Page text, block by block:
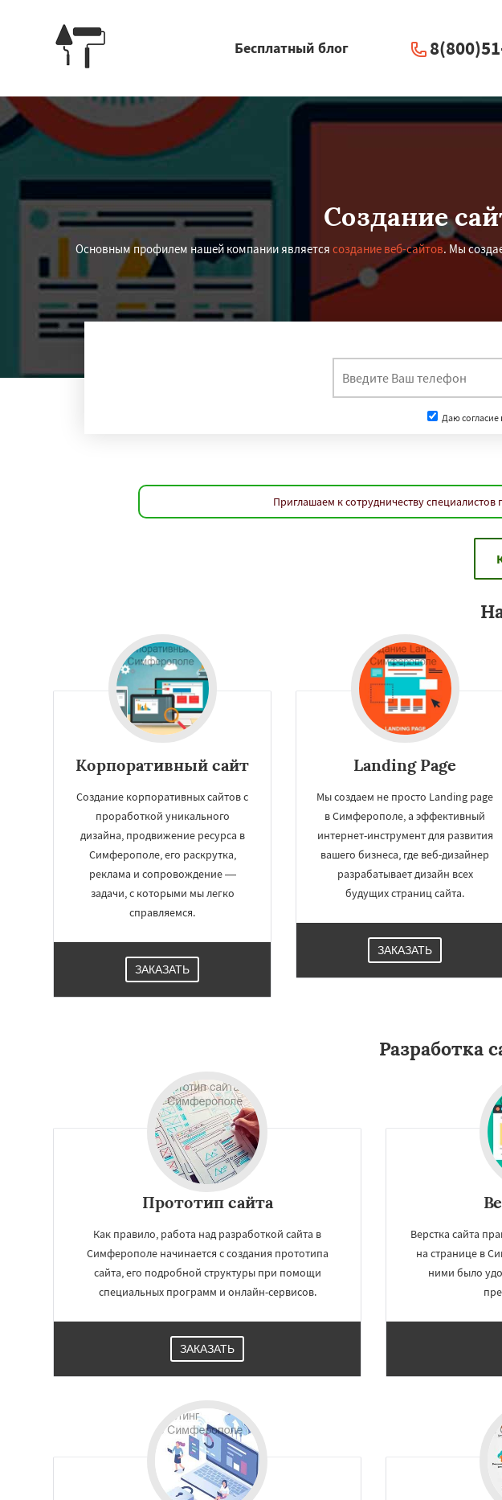
Калуга Якутск Грозный Волжский
Бесплатный блог
Создание
Основным профилем нашей компании является создание веб-сайтов. Мы
Даю
Приглашаем к сотрудничеству
Корпоративный сайт
Создание корпоративных сайтов с
проработкой уникального
дизайна, продвижение ресурса в
Симферополе, его раскрутка,
реклама и сопровождение —
задачи, с которыми мы легко
справляемся.
ЗАКАЗАТЬ
Landing Page
Мы создаем не просто Landing page
в Симферополе, а эффективный
интернет-инструмент для развития
вашего бизнеса, где веб-дизайнер
разрабатывает дизайн всех
будущих страниц сайта.
ЗАКАЗАТЬ
Разработка
Прототип сайта
Как правило, работа над разработкой сайта в
Симферополе начинается с создания прототипа
сайта, его подробной структуры при помощи
специальных программ и онлайн-сервисов.
ЗАКАЗАТЬ
Верстка сайта
на странице в
ними было
Даю